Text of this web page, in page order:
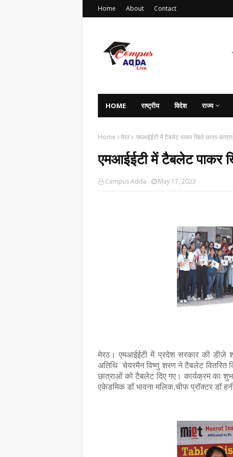
Home About Contact
HOME राष्ट्रीय विदेश राज्य
Home मेरठ एमआईईटी में टैबलेट पाकर खिले छात्र-
एमआईईटी में टैबलेट पाकर
Campus Adda May 17, 2023
मेरठ। एमआईईटी में प्रदेश सरकार की डीजे
अतिथि चेयरमैन विष्णु शरण ने टैबलेट
छात्राओं को टैबलेट दिए गए। कार्यक्रम का
एकेडमिक डॉ भावना मलिक,चीफ प्रॉक्टर डॉ